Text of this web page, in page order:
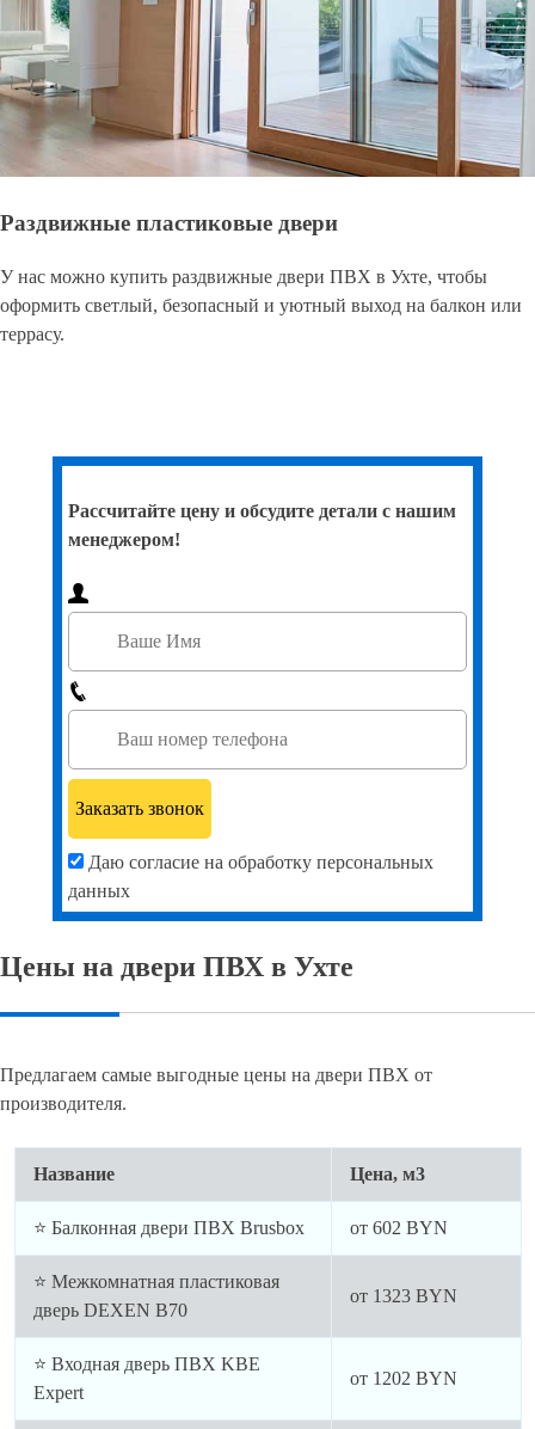
Раздвижные пластиковые двери
У нас можно купить раздвижные двери ПВХ в Ухте, чтобы
оформить светлый, безопасный и уютный выход на балкон или
террасу.
Рассчитайте цену и обсудите детали с нашим
менеджером!
Даю согласие на обработку персональных
данных
Цены на двери ПВХ в Ухте
Предлагаем самые выгодные цены на двери ПВХ от
производителя.
Название Цена, м3
⭐ Балконная двери ПВХ Brusbox от 602 BYN
⭐ Межкомнатная пластиковая
дверь DEXEN B70
от 1323 BYN
⭐ Входная дверь ПВХ KBE
Expert
от 1202 BYN